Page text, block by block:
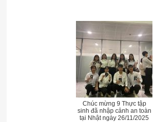
Chúc mừng 9 Thực tập
sinh đã nhập cảnh an toàn
tại Nhật ngày 26/11/2025